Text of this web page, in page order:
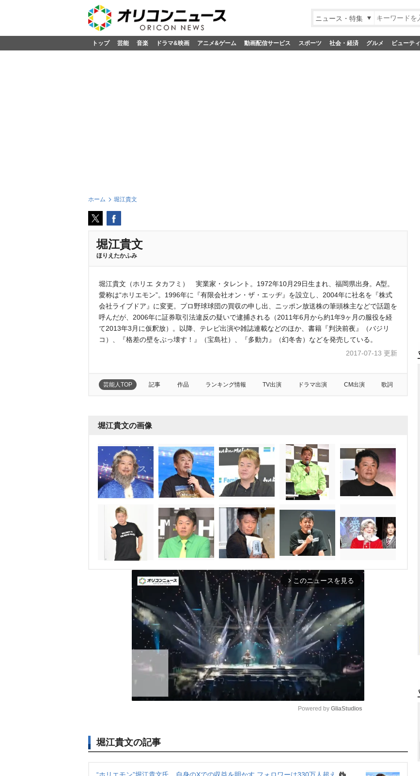
ニュース・特集
トップ 芸能 音楽 ドラマ&映画 アニメ&ゲーム 動画配信サービス スポーツ 社会・経済 グルメ ビューティ
ホーム 堀江貴文
堀江貴文
ほりえたかふみ
堀江貴文（ホリエ タカフミ） 実業家・タレント。1972年10月29日生まれ、福岡県出身。A型。
愛称は“ホリエモン”。1996年に『有限会社オン・ザ・エッヂ』を設立し、2004年に社名を『株式
会社ライブドア』に変更。プロ野球球団の買収の申し出、ニッポン放送株の筆頭株主などで話題を
呼んだが、2006年に証券取引法違反の疑いで逮捕される（2011年6月から約1年9ヶ月の服役を経
て2013年3月に仮釈放）。以降、テレビ出演や雑誌連載などのほか、書籍『判決前夜』（バジリ
コ）、『格差の壁をぶっ壊す！』（宝島社）、『多動力』（幻冬舎）などを発売している。
2017-07-13 更新
芸能人TOP 記事 作品 ランキング情報 TV出演 ドラマ出演 CM出演 歌詞
堀江貴文の画像
arrow_forward_ios このニュースを見る
u
Powered by GliaStudios
堀江貴文の記事